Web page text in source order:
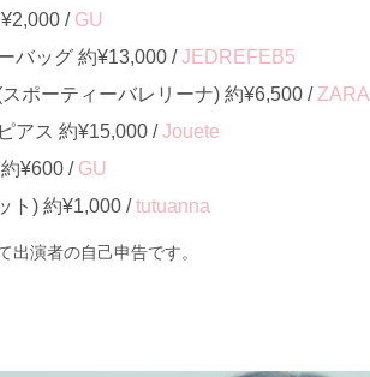
/ GU
バッグ 約¥13,000 /JEDREFEB5
ポーティーバレリーナ) 約¥6,500 / ZARA
アス 約¥15,000 /Jouete
¥600 / GU
ト) 約¥1,000 /tutuanna
演者の自己申告です。